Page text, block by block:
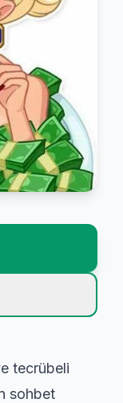
tecrübeli
sohbet